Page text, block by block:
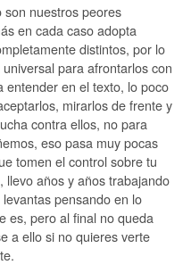
son nuestros peores
en cada caso adopta
distintos, por lo
para afrontarlos con
entender en el texto, lo poco
mirarlos de frente y
contra ellos, no para
eso pasa muy pocas
tomen el control sobre tu
llevo años y años trabajando
pensando en lo
es, pero al final no queda
a ello si no quieres verte